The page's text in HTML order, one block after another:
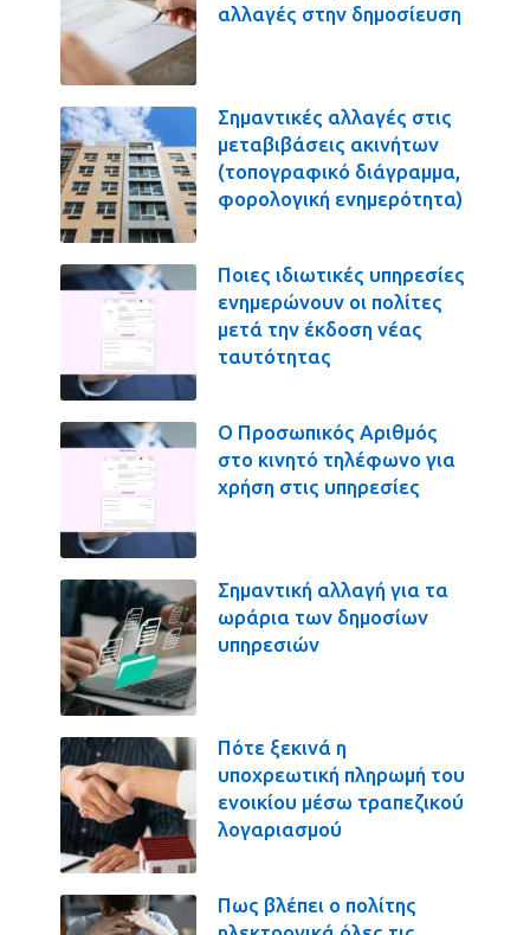
αλλαγές στην δημοσίευση
Σημαντικές αλλαγές στις
μεταβιβάσεις ακινήτων
(τοπογραφικό διάγραμμα,
φορολογική ενημερότητα)
Ποιες ιδιωτικές υπηρεσίες
ενημερώνουν οι πολίτες
μετά την έκδοση νέας
ταυτότητας
Ο Προσωπικός Αριθμός
στο κινητό τηλέφωνο για
χρήση στις υπηρεσίες
Σημαντική αλλαγή για τα
ωράρια των δημοσίων
υπηρεσιών
Πότε ξεκινά η
υποχρεωτική πληρωμή του
ενοικίου μέσω τραπεζικού
λογαριασμού
Πως βλέπει ο πολίτης